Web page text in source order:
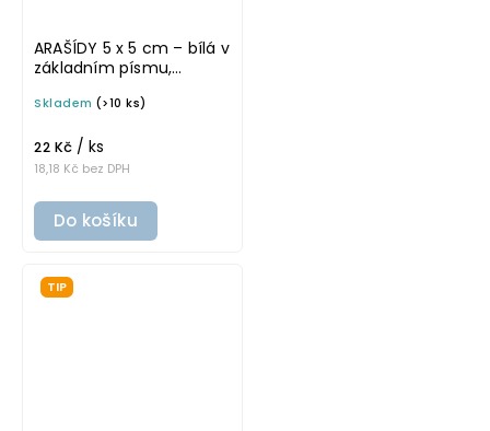
ARAŠÍDY 5 x 5 cm – bílá v
základním písmu,
na potravinové dózy
Skladem (>10 ks)
18,18 Kč bez DPH
22 Kč / ks
Do košíku
TIP